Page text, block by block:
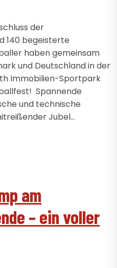
der
140 begeisterte
haben gemeinsam
und Deutschland in der
Immobilien-Sportpark
Spannende
und technische
Jubel…
am
– ein voller